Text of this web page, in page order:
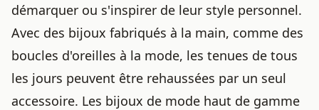
démarquer ou s'inspirer de leur style personnel.
Avec des bijoux fabriqués à la main, comme des
boucles d'oreilles à la mode, les tenues de tous
les jours peuvent être rehaussées par un seul
accessoire. Les bijoux de mode haut de gamme